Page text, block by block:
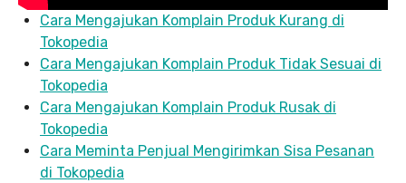
Cara Mengajukan Komplain Produk Kurang di
Tokopedia
Cara Mengajukan Komplain Produk Tidak Sesuai di
Tokopedia
Cara Mengajukan Komplain Produk Rusak di
Tokopedia
Cara Meminta Penjual Mengirimkan Sisa Pesanan
di Tokopedia